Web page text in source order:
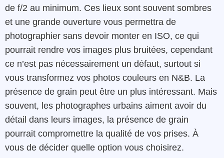
de f/2 au minimum. Ces lieux sont souvent sombres
et une grande ouverture vous permettra de
photographier sans devoir monter en ISO, ce qui
pourrait rendre vos images plus bruitées, cependant
ce n’est pas nécessairement un défaut, surtout si
vous transformez vos photos couleurs en N&B. La
présence de grain peut être un plus intéressant. Mais
souvent, les photographes urbains aiment avoir du
détail dans leurs images, la présence de grain
pourrait compromettre la qualité de vos prises. À
vous de décider quelle option vous choisirez.